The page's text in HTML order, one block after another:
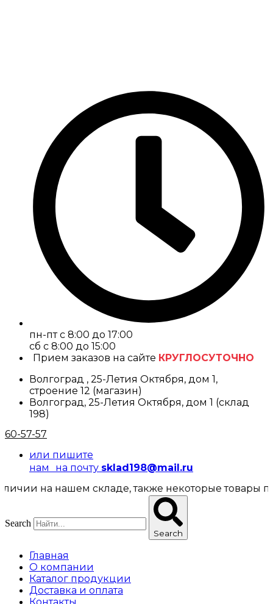
пн-пт с 8:00 до 17:00
cб с 8:00 до 15:00
Прием заказов на сайте КРУГЛОСУТОЧНО
Волгоград , 25-Летия Октября, дом 1,
строение 12 (магазин)
Волгоград, 25-Летия Октября, дом 1 (склад
198)
60-57-57
или пишите
нам на почту sklad198@mail.ru
нашем складе, также некоторые товары
Search
Search
Главная
О компании
Каталог продукции
Доставка и оплата